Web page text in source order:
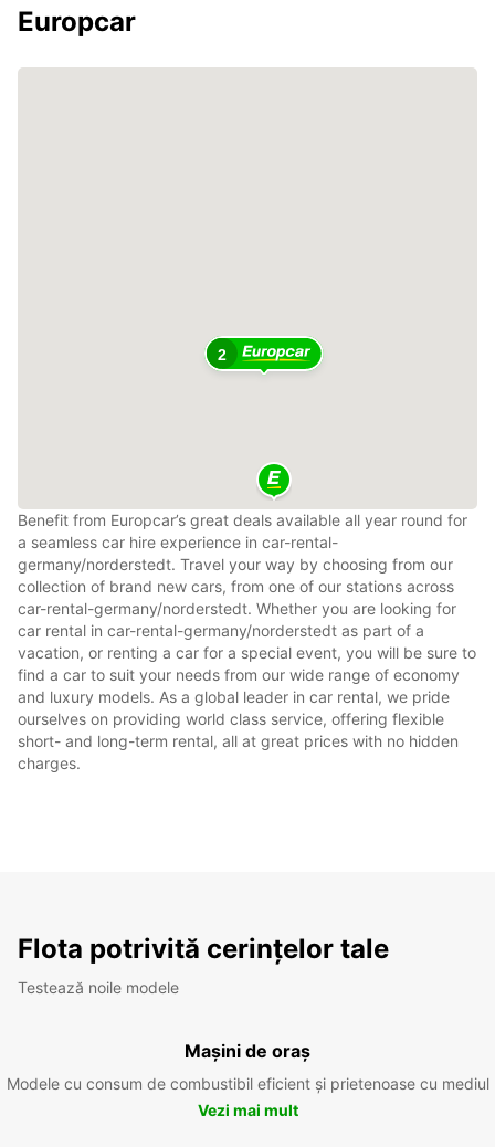
Europcar
2
Benefit from Europcar’s great deals available all year round for
a seamless car hire experience in car-rental-
germany/norderstedt. Travel your way by choosing from our
collection of brand new cars, from one of our stations across
car-rental-germany/norderstedt. Whether you are looking for
car rental in car-rental-germany/norderstedt as part of a
vacation, or renting a car for a special event, you will be sure to
find a car to suit your needs from our wide range of economy
and luxury models. As a global leader in car rental, we pride
ourselves on providing world class service, offering flexible
short- and long-term rental, all at great prices with no hidden
charges.
Flota potrivită cerințelor tale
Testează noile modele
Mașini de oraș
Modele cu consum de combustibil eficient și prietenoase cu mediul
Vezi mai mult